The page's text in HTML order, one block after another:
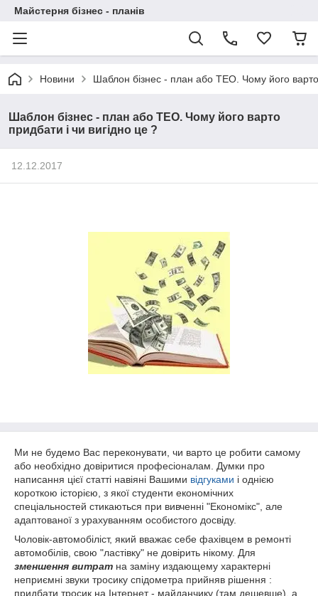
Майстерня бізнес - планів
Новини Шаблон бізнес - план або ТЕО. Чому його варто
Шаблон бізнес - план або ТЕО. Чому його варто
придбати і чи вигідно це ?
12.12.2017
Ми не будемо Вас переконувати, чи варто це робити самому
або необхідно довіритися професіоналам. Думки про
написання цієї статті навіяні Вашими відгуками і однією
короткою історією, з якої студенти економічних
спеціальностей стикаються при вивченні "Економікс", але
адаптованої з урахуванням особистого досвіду.
Чоловік-автомобіліст, який вважає себе фахівцем в ремонті
автомобілів, свою "ластівку" не довірить нікому. Для
зменшення витрат на заміну издающему характерні
неприємні звуки тросику спідометра прийняв рішення :
придбати тросик на Інтернет - майданчику (там дешевше), а